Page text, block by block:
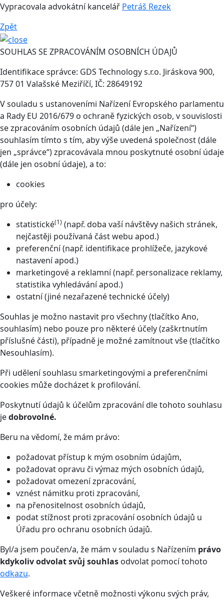
Vypracovala advokátní kancelář Petráš Rezek
Zpět
SOUHLAS SE ZPRACOVÁNÍM OSOBNÍCH ÚDAJŮ
Identifikace správce: GDS Technology s.r.o. Jiráskova 900,
757 01 Valašské Meziříčí, IČ: 28649192
V souladu s ustanoveními Nařízení Evropského parlamentu
a Rady EU 2016/679 o ochraně fyzických osob, v souvislosti
se zpracováním osobních údajů (dále jen „Nařízení“)
souhlasím tímto s tím, aby výše uvedená společnost (dále
jen „správce“) zpracovávala mnou poskytnuté osobní údaje
(dále jen osobní údaje), a to:
cookies
pro účely:
statistické(1) (např. doba vaší návštěvy našich stránek,
nejčastěji používaná část webu apod.)
preferenční (např. identifikace prohlížeče, jazykové
nastavení apod.)
marketingové a reklamní (např. personalizace reklamy,
statistika vyhledávání apod.)
ostatní (jiné nezařazené technické účely)
Souhlas je možno nastavit pro všechny (tlačítko Ano,
souhlasím) nebo pouze pro některé účely (zaškrtnutím
příslušné části), případně je možné zamítnout vše (tlačítko
Nesouhlasím).
Při udělení souhlasu smarketingovými a preferenčními
cookies může docházet k profilování.
Poskytnutí údajů k účelům zpracování dle tohoto souhlasu
jedobrovolné.
Beru na vědomí, že mám právo:
požadovat přístup k mým osobním údajům,
požadovat opravu či výmaz mých osobních údajů,
požadovat omezení zpracování,
vznést námitku proti zpracování,
na přenositelnost osobních údajů,
podat stížnost proti zpracování osobních údajů u
Úřadu pro ochranu osobních údajů.
Byl/a jsem poučen/a, že mám v souladu s Nařízením právo
kdykoliv odvolat svůj souhlas odvolat pomocí tohoto
odkazu.
Veškeré informace včetně možnosti výkonu svých práv,